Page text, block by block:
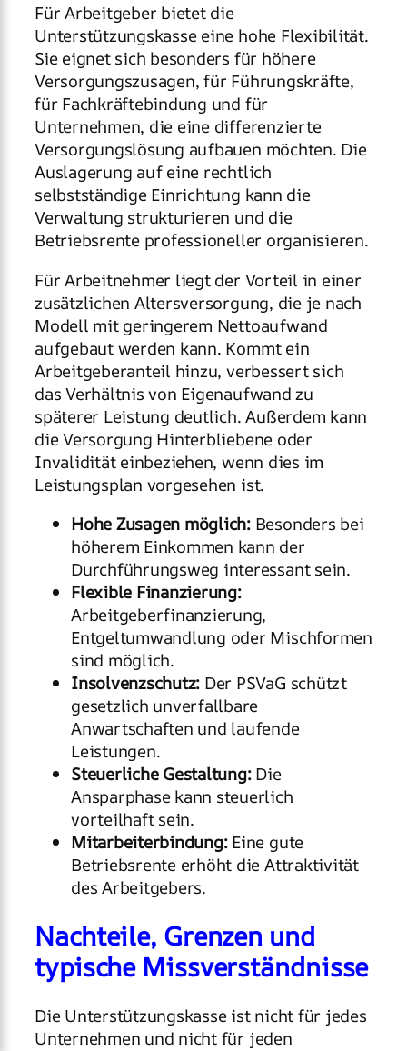
Für Arbeitgeber bietet die
Unterstützungskasse eine hohe Flexibilität.
Sie eignet sich besonders für höhere
Versorgungszusagen, für Führungskräfte,
für Fachkräftebindung und für
Unternehmen, die eine differenzierte
Versorgungslösung aufbauen möchten. Die
Auslagerung auf eine rechtlich
selbstständige Einrichtung kann die
Verwaltung strukturieren und die
Betriebsrente professioneller organisieren.
Für Arbeitnehmer liegt der Vorteil in einer
zusätzlichen Altersversorgung, die je nach
Modell mit geringerem Nettoaufwand
aufgebaut werden kann. Kommt ein
Arbeitgeberanteil hinzu, verbessert sich
das Verhältnis von Eigenaufwand zu
späterer Leistung deutlich. Außerdem kann
die Versorgung Hinterbliebene oder
Invalidität einbeziehen, wenn dies im
Leistungsplan vorgesehen ist.
Hohe Zusagen möglich:Besonders bei
höherem Einkommen kann der
Durchführungsweg interessant sein.
Flexible Finanzierung:
Arbeitgeberfinanzierung,
Entgeltumwandlung oder Mischformen
sind möglich.
Insolvenzschutz: Der PSVaG schützt
gesetzlich unverfallbare
Anwartschaften und laufende
Leistungen.
Steuerliche Gestaltung:Die
Ansparphase kann steuerlich
vorteilhaft sein.
Mitarbeiterbindung:Eine gute
Betriebsrente erhöht die Attraktivität
des Arbeitgebers.
Nachteile, Grenzen und
typische Missverständnisse
Die Unterstützungskasse ist nicht für jedes
Unternehmen und nicht für jeden